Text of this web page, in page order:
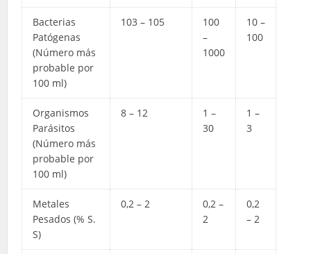
Bacterias
Patógenas
(Número más
probable por
100 ml)
103 – 105
100
–
1000
10 –
100
Organismos
Parásitos
(Número más
probable por
100 ml)
8 – 12
1 –
30
1 –
3
Metales
Pesados (% S.
S)
0,2 – 2
0,2 –
2
0,2
– 2